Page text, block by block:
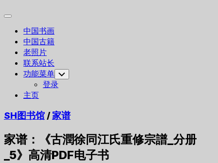
Expand
中国书画
中国古籍
老照片
联系站长
功能菜单 Toggle
Child
Menu
登录
主页
SH图书馆/家谱
家谱：《古潤徐同江氏重修宗譜_分册
_5》高清PDF电子书